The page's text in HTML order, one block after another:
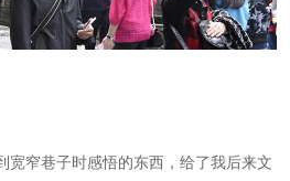
宽窄巷子时感悟的东西，给了我后来文